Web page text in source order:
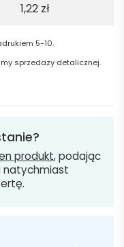
1,22 zł
5-10.
sprzedaży detalicznej.
produkt, podając
natychmiast